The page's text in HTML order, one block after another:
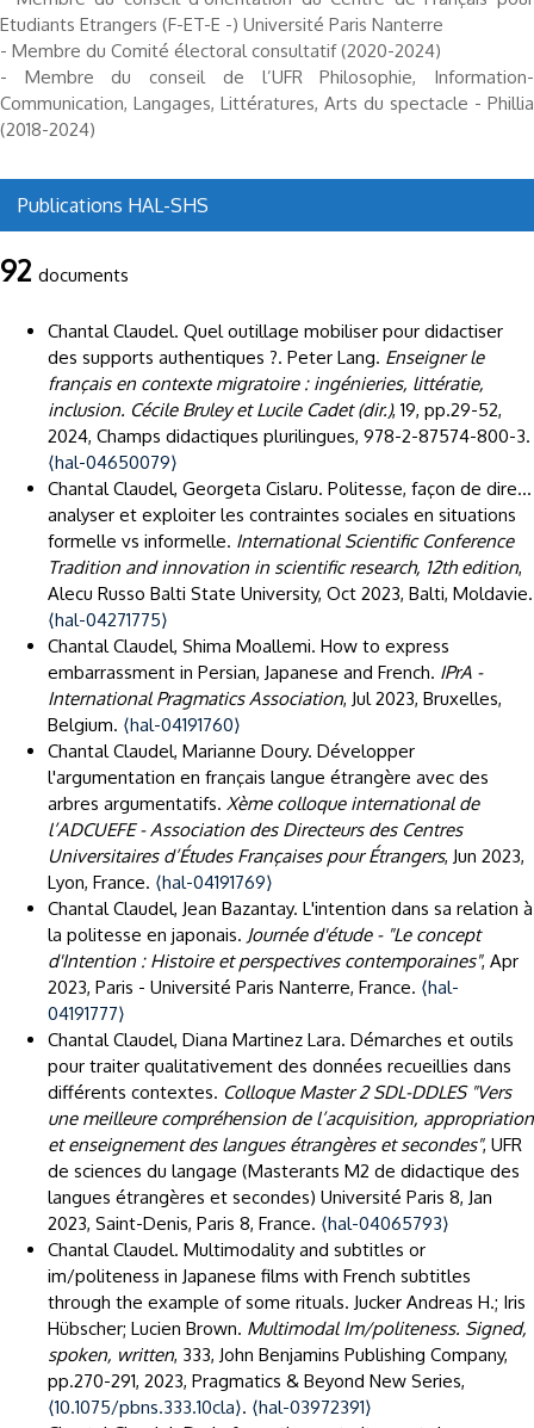
Etudiants Etrangers (F-ET-E -) Université Paris Nanterre
- Membre du Comité électoral consultatif (2020-2024)
- Membre du conseil de l’UFR Philosophie, Information-
Communication, Langages, Littératures, Arts du spectacle - Phillia
(2018-2024)
Publications HAL-SHS
92 documents
Chantal Claudel. Quel outillage mobiliser pour didactiser
des supports authentiques ?. Peter Lang. Enseigner le
français en contexte migratoire : ingénieries, littératie,
inclusion. Cécile Bruley et Lucile Cadet (dir.), 19, pp.29-52,
2024, Champs didactiques plurilingues, 978-2-87574-800-3.
⟨hal-04650079⟩
Chantal Claudel, Georgeta Cislaru. Politesse, façon de dire...
analyser et exploiter les contraintes sociales en situations
formelle vs informelle. International Scientific Conference
Tradition and innovation in scientific research, 12th edition,
Alecu Russo Balti State University, Oct 2023, Balti, Moldavie.
⟨hal-04271775⟩
Chantal Claudel, Shima Moallemi. How to express
embarrassment in Persian, Japanese and French. IPrA -
International Pragmatics Association, Jul 2023, Bruxelles,
Belgium. ⟨hal-04191760⟩
Chantal Claudel, Marianne Doury. Développer
l'argumentation en français langue étrangère avec des
arbres argumentatifs. Xème colloque international de
l’ADCUEFE - Association des Directeurs des Centres
Universitaires d’Études Françaises pour Étrangers, Jun 2023,
Lyon, France. ⟨hal-04191769⟩
Chantal Claudel, Jean Bazantay. L'intention dans sa relation à
la politesse en japonais. Journée d'étude - "Le concept
d'Intention : Histoire et perspectives contemporaines", Apr
2023, Paris - Université Paris Nanterre, France. ⟨hal-
04191777⟩
Chantal Claudel, Diana Martinez Lara. Démarches et outils
pour traiter qualitativement des données recueillies dans
différents contextes. Colloque Master 2 SDL-DDLES "Vers
une meilleure compréhension de l’acquisition, appropriation
et enseignement des langues étrangères et secondes", UFR
de sciences du langage (Masterants M2 de didactique des
langues étrangères et secondes) Université Paris 8, Jan
2023, Saint-Denis, Paris 8, France. ⟨hal-04065793⟩
Chantal Claudel. Multimodality and subtitles or
im/politeness in Japanese films with French subtitles
through the example of some rituals. Jucker Andreas H.; Iris
Hübscher; Lucien Brown. Multimodal Im/politeness. Signed,
spoken, written, 333, John Benjamins Publishing Company,
pp.270-291, 2023, Pragmatics & Beyond New Series,
⟨10.1075/pbns.333.10cla⟩. ⟨hal-03972391⟩